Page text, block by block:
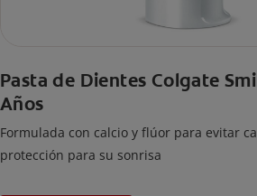
Pasta de Dientes Colgate
Años
Formulada con calcio y flúor para evitar
protección para su sonrisa